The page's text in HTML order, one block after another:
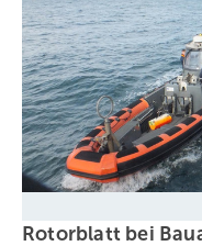
Rotorblatt bei